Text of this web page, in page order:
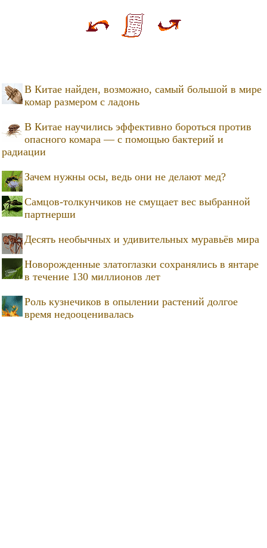
В Китае найден, возможно, самый большой в мире
комар размером с ладонь
В Китае научились эффективно бороться против
опасного комара — с помощью бактерий и
радиации
Зачем нужны осы, ведь они не делают мед?
Самцов-толкунчиков не смущает вес выбранной
партнерши
Десять необычных и удивительных муравьёв мира
Новорожденные златоглазки сохранялись в янтаре
в течение 130 миллионов лет
Роль кузнечиков в опылении растений долгое
время недооценивалась